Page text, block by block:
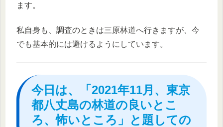
ます。
私自身も、調査のときは三原林道へ行きますが、今
でも基本的には避けるようにしています。
今日は、「2021年11月、東京
都八丈島の林道の良いとこ
ろ、怖いところ」と題しての